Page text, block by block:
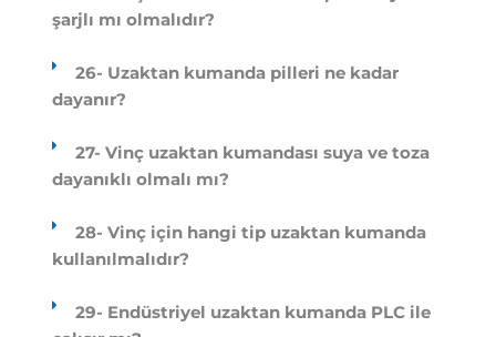
şarjlı mı olmalıdır?
26- Uzaktan kumanda pilleri ne kadar
dayanır?
27- Vinç uzaktan kumandası suya ve toza
dayanıklı olmalı mı?
28- Vinç için hangi tip uzaktan kumanda
kullanılmalıdır?
29- Endüstriyel uzaktan kumanda PLC ile